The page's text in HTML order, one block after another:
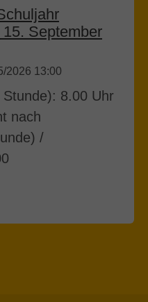
September
2026 13:00
8.00 Uhr
nach
/